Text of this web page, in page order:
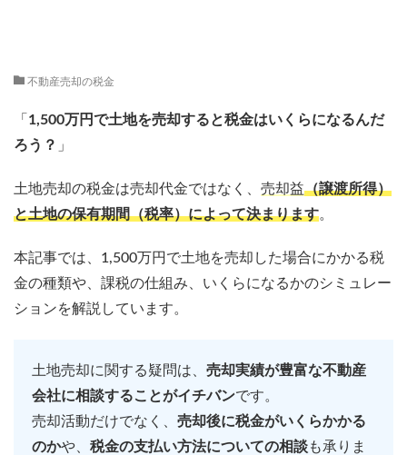
不動産売却の税金
「 1,500万円で土地を売却すると税金はいくらになるんだ
ろう？ 」
土地売却の税金は売却代金ではなく、 売却益（譲渡所得）
と土地の保有期間（税率）によって決まります。
本記事では、1,500万円で土地を売却した場合にかかる税
金の種類や、課税の仕組み、いくらになるかのシミュレー
ションを解説しています。
土地売却に関する疑問は、 売却実績が豊富な不動産
会社に相談することがイチバンです。
売却活動だけでなく、 売却後に税金がいくらかかる
のかや、 税金の支払い方法についての相談も承りま